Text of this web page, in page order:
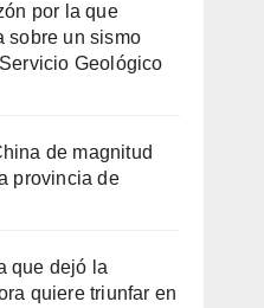
por la que
sobre un sismo
Geológico
de magnitud
provincia de
que dejó la
quiere triunfar en